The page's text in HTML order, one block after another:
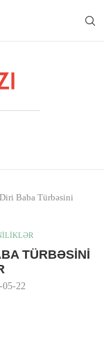
Baba Türbəsini
TÜRBƏSINI
05-22